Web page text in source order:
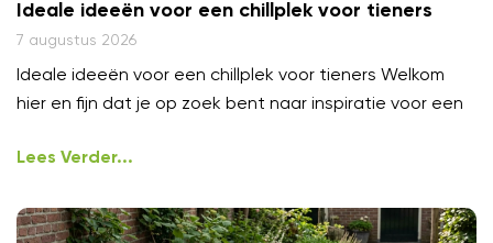
Ideale ideeën voor een chillplek voor tieners
7 augustus 2026
Ideale ideeën voor een chillplek voor tieners Welkom
hier en fijn dat je op zoek bent naar inspiratie voor een
Lees Verder...